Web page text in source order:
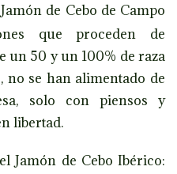
de Cebo de Campo
que proceden de
un 50 y un 100% de raza
no se han alimentado de
solo con piensos y
libertad.
Jamón de Cebo Ibérico: